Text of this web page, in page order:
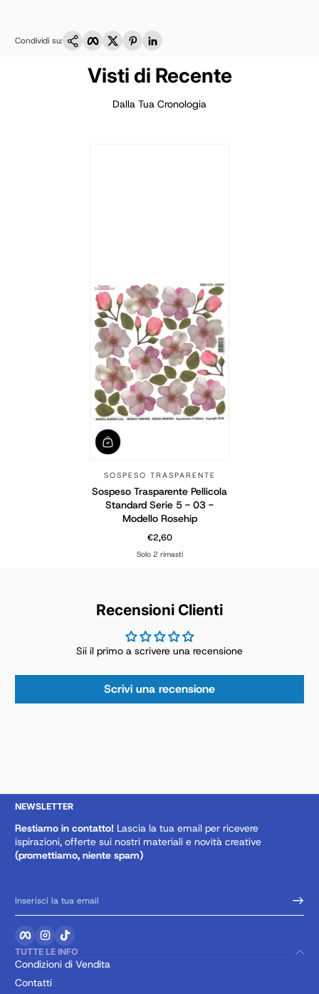
Condividi su:
Copia linkFacebook
TwitterPinterestLinkedIn
Visti di Recente
Dalla Tua Cronologia
SOSPESO TRASPARENTE
Sospeso Trasparente Pellicola
Standard Serie 5 - 03 -
Modello Rosehip
Prezzo normale
€2,60
Solo 2 rimasti
Recensioni Clienti
Sii il primo a scrivere una recensione
Scrivi una recensione
NEWSLETTER
Restiamo in contatto! Lascia la tua email per ricevere
ispirazioni, offerte sui nostri materiali e novità creative
(promettiamo, niente spam)
Inserisci la tua email
FacebookInstagram
TUTTE LE INFO
Condizioni di Vendita
Contatti